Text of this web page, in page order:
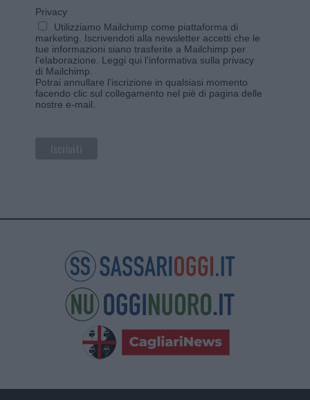
Privacy
Utilizziamo Mailchimp come piattaforma di
marketing. Iscrivendoti alla newsletter accetti che le
tue informazioni siano trasferite a Mailchimp per
l'elaborazione. Leggi qui l'informativa sulla privacy
di Mailchimp
Potrai annullare l'iscrizione in qualsiasi momento
facendo clic sul collegamento nel piè di pagina delle
nostre e-mail.